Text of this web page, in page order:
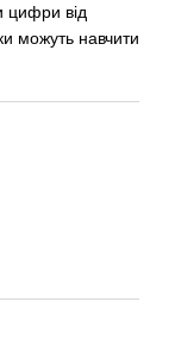
цифри від
можуть навчити